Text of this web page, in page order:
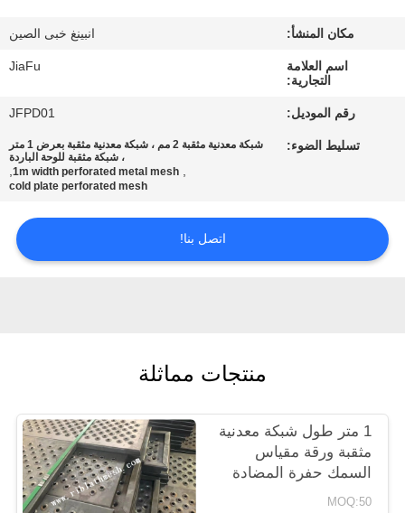
مراقبة
الجودة
اطلب
اقتباس
POLICY
مكان المنشأ: انبينغ خبى الصين
اسم العلامة
التجارية:
JiaFu
رقم الموديل: JFPD01
تسليط الضوء:
شبكة معدنية مثقبة 2 مم ، شبكة معدنية مثقبة بعرض 1 متر
، شبكة مثقبة للوحة الباردة
,
1m width perforated metal mesh
,
cold plate perforated mesh
اتصل بنا!
منتجات مماثلة
1 متر طول شبكة معدنية
مثقبة ورقة مقياس
السمك حفرة المضادة
للانزلاق الممشى
MOQ:50